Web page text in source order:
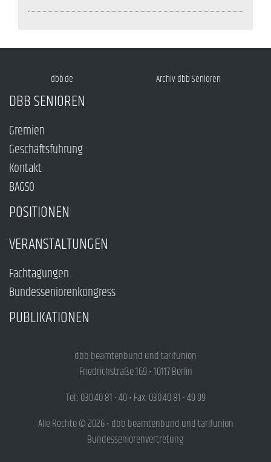
dbb.de Archiv dbb Senioren
DBB SENIOREN
Gremien
Geschäftsführung
Kontakt
BAGSO
POSITIONEN
VERANSTALTUNGEN
Fachtagungen
Bundesseniorenkongress
PUBLIKATIONEN
dbb beamtenbund und tarifunion
Friedrichstraße 169 • 10117 Berlin
Tel.: 030.40 81 - 40 • Fax: 030.40 81 - 49 99
Alle Rechte © 2026 • dbb beamtenbund und tarifunion
Bundesseniorenvertretung